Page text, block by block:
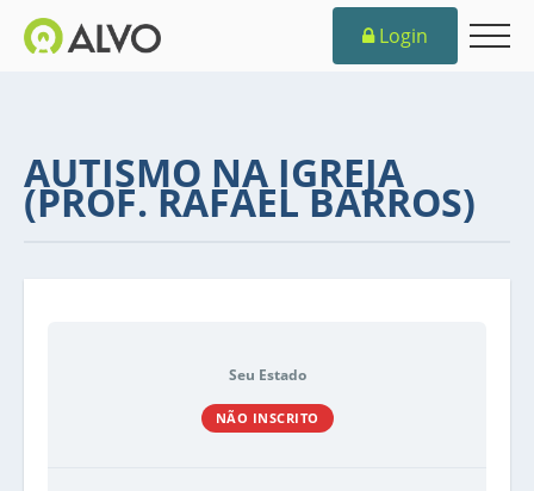
Login
AUTISMO NA IGREJA
(PROF. RAFAEL BARROS)
Seu Estado
NÃO INSCRITO